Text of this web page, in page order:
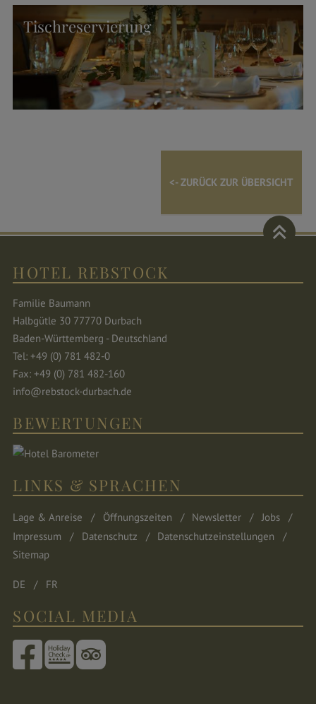
Tischreservierung
<- ZURÜCK ZUR ÜBERSICHT
HOTEL REBSTOCK
Familie Baumann
Halbgütle 30 77770 Durbach
Baden-Württemberg - Deutschland
Tel: +49 (0) 781 482-0
Fax: +49 (0) 781 482-160
info@rebstock-durbach.de
BEWERTUNGEN
LINKS & SPRACHEN
Lage & Anreise Öffnungszeiten Newsletter
Jobs
Impressum
Datenschutz
Datenschutzeinstellungen
Sitemap
DE FR
SOCIAL MEDIA